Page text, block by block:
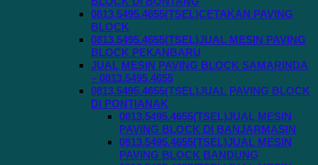
0813.5495.4655(TSEL)CETAKAN PAVING
BLOCK
0813.5495.4655(TSEL)JUAL MESIN PAVING
BLOCK PEKANBARU
JUAL MESIN PAVING BLOCK SAMARINDA
– 0813.5495.4655
0813.5495.4655(TSEL)JUAL PAVING BLOCK
DI PONTIANAK
0813.5495.4655(TSEL)JUAL MESIN
PAVING BLOCK DI BANJARMASIN
0813.5495.4655(TSEL)JUAL MESIN
PAVING BLOCK BANDUNG